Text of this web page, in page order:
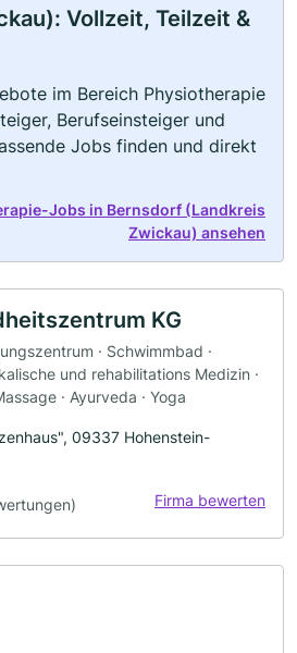
Vollzeit, Teilzeit &
im Bereich Physiotherapie
Berufseinsteiger und
Jobs finden und direkt
Jobs in Bernsdorf (Landkreis
Zwickau) ansehen
KG
· Schwimmbad ·
und rehabilitations Medizin ·
· Ayurveda · Yoga
09337 Hohenstein-
Firma bewerten